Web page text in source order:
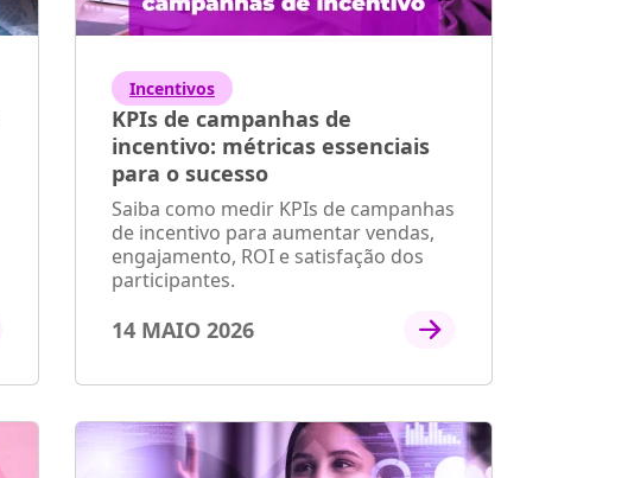
Incentivos
KPIs de campanhas de
incentivo: métricas essenciais
para o sucesso
Saiba como medir KPIs de campanhas
de incentivo para aumentar vendas,
engajamento, ROI e satisfação dos
participantes.
14 MAIO 2026